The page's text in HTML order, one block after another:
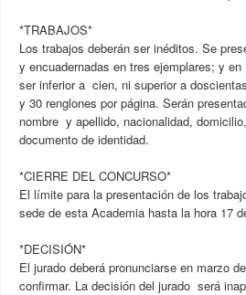
*TRABAJOS*
Los trabajos deberán ser inéditos. Se
y encuadernadas en tres ejemplares; y
ser inferior a cien, ni superior a
y 30 renglones por página. Serán
nombre y apellido, nacionalidad,
documento de identidad.
*CIERRE DEL CONCURSO*
El límite para la presentación de los
sede de esta Academia hasta la hora 17
*DECISIÓN*
El jurado deberá pronunciarse en marzo
confirmar. La decisión del jurado será